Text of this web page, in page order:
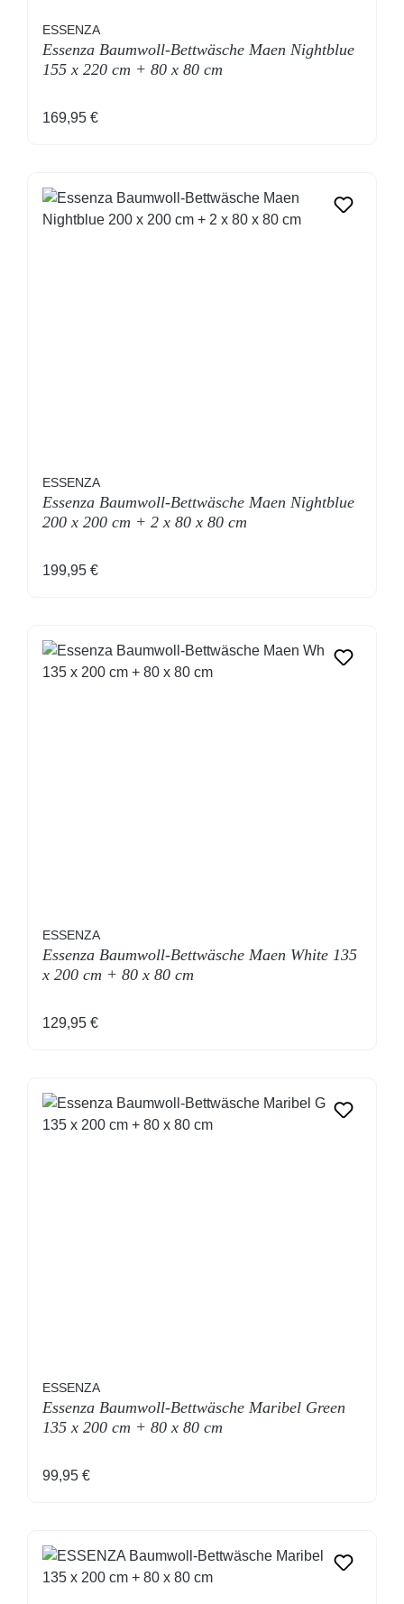
ESSENZA
Essenza Baumwoll-Bettwäsche Maen Nightblue
155 x 220 cm + 80 x 80 cm
Regulärer Preis:
169,95 €
ESSENZA
Essenza Baumwoll-Bettwäsche Maen Nightblue
200 x 200 cm + 2 x 80 x 80 cm
Regulärer Preis:
199,95 €
ESSENZA
Essenza Baumwoll-Bettwäsche Maen White 135
x 200 cm + 80 x 80 cm
Regulärer Preis:
129,95 €
ESSENZA
Essenza Baumwoll-Bettwäsche Maribel Green
135 x 200 cm + 80 x 80 cm
Regulärer Preis:
99,95 €